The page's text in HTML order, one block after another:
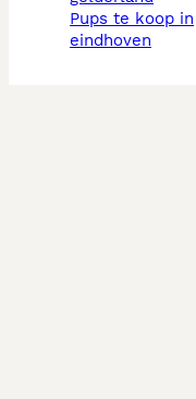
pups te koop in
eindhoven